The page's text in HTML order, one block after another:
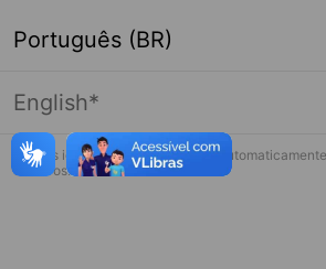
Página indisponível
Desculpe, algo deu errado.
Português (BR)
English*
* Esses idiomas serão traduzidos
terceiros.